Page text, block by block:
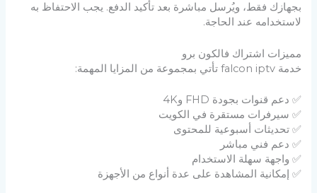
بجهازك فقط، ويُرسل مباشرة بعد تأكيد الدفع. يجب الاحتفاظ به
لاستخدامه عند الحاجة.
مميزات اشتراك فالكون برو
خدمة falcon iptv تأتي بمجموعة من المزايا المهمة:
✅ دعم قنوات بجودة FHD و4K
✅ سيرفرات مستقرة في الكويت
✅ تحديثات أسبوعية للمحتوى
✅ دعم فني مباشر
✅ واجهة سهلة الاستخدام
✅ إمكانية المشاهدة على عدة أنواع من الأجهزة